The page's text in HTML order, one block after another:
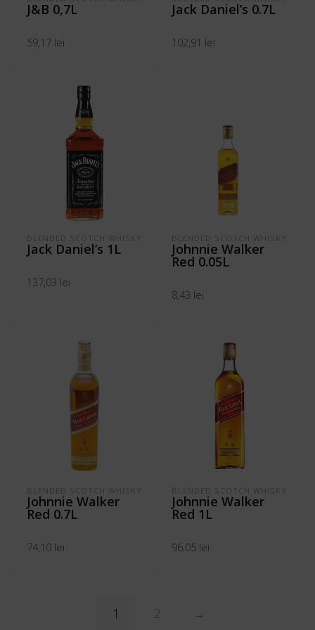
J&B 0,7L
59,17 lei
Jack Daniel’s 0.7L
102,91 lei
BLENDED SCOTCH WHISKY
Jack Daniel’s 1L
137,03 lei
BLENDED SCOTCH WHISKY
Johnnie Walker
Red 0.05L
8,43 lei
BLENDED SCOTCH WHISKY
Johnnie Walker
Red 0.7L
74,10 lei
BLENDED SCOTCH WHISKY
Johnnie Walker
Red 1L
96,05 lei
1 2 →